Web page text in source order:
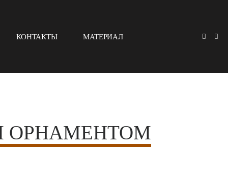
КОНТАКТЫ МАТЕРИАЛ
ОРНАМЕНТОМ